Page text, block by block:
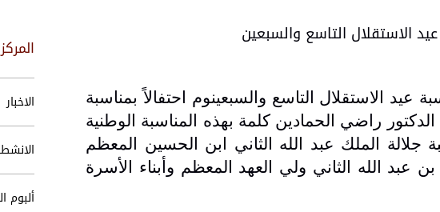
الاستقلال التاسع والسبعين
عيد الاستقلال التاسع والسبعينوم احتفالاً بمناسبة
راضي الحمادين كلمة بهذه المناسبة الوطنية
جلالة الملك عبد الله الثاني ابن الحسين المعظم
الله الثاني ولي العهد المعظم وأبناء الأسرة
الاخبار
ألبوم